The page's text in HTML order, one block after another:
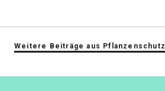
Weitere Beiträge aus Pflanzenschutz